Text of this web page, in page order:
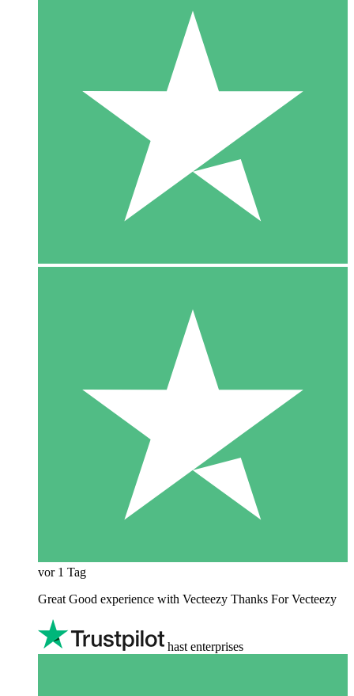
vor 1 Tag
Great Good experience with Vecteezy Thanks For Vecteezy
hast enterprises